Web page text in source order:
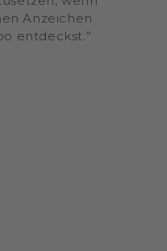
Anzeichen
entdeckst.”